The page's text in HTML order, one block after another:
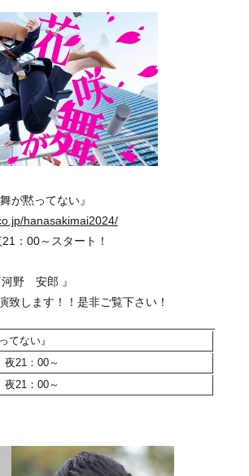
が黙ってない』
hanasakimai2024/
：00～スタート！
野 安郎 』
します！！是非ご覧下さい！
てない』
夜21：00～
夜21：00～